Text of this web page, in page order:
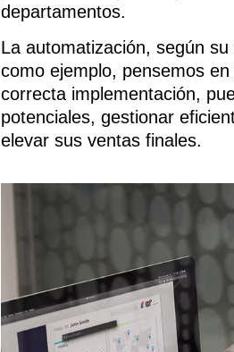
departamentos.
La automatización, según
como ejemplo, pensemos en
correcta implementación,
potenciales, gestionar
elevar sus ventas finales.